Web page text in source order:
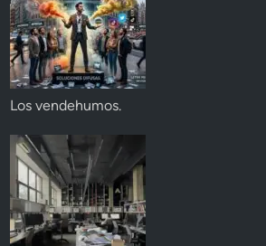
Los vendehumos.